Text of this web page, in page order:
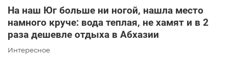
На наш Юг больше ни ногой, нашла место
намного круче: вода теплая, не хамят и в 2
раза дешевле отдыха в Абхазии
Интересное